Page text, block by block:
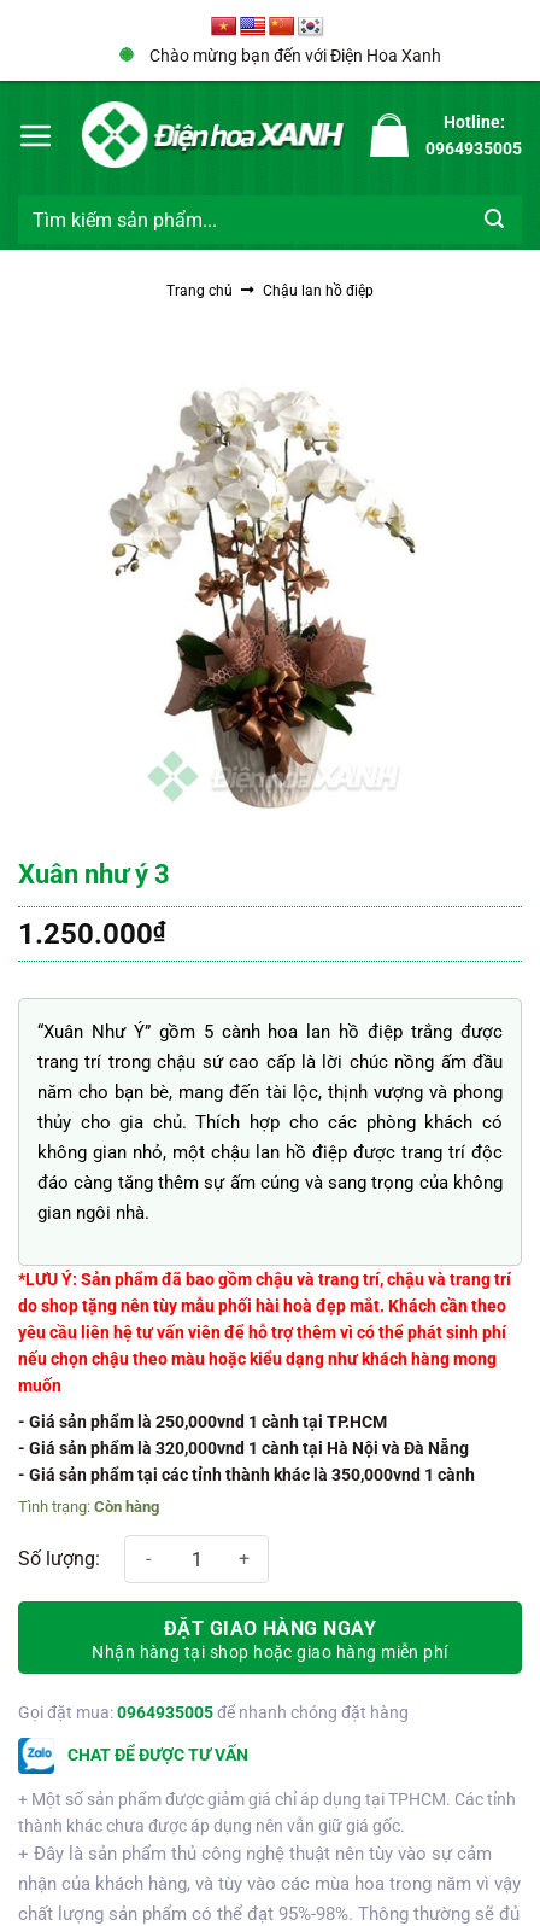
Chào mừng bạn đến với Điện Hoa Xanh
Hotline:
0964935005
Tìm
Trang chủ Chậu lan hồ điệp
Xuân như ý 3
1.250.000₫
“Xuân Như Ý” gồm 5 cành hoa lan hồ điệp trắng được
trang trí trong chậu sứ cao cấp là lời chúc nồng ấm đầu
năm cho bạn bè, mang đến tài lộc, thịnh vượng và phong
thủy cho gia chủ. Thích hợp cho các phòng khách có
không gian nhỏ, một chậu lan hồ điệp được trang trí độc
đáo càng tăng thêm sự ấm cúng và sang trọng của không
gian ngôi nhà.
*LƯU Ý: Sản phẩm đã bao gồm chậu và trang trí, chậu và trang trí
do shop tặng nên tùy mẫu phối hài hoà đẹp mắt. Khách cần theo
yêu cầu liên hệ tư vấn viên để hỗ trợ thêm vì có thể phát sinh phí
nếu chọn chậu theo màu hoặc kiểu dạng như khách hàng mong
muốn
- Giá sản phẩm là 250,000vnd 1 cành tại TP.HCM
- Giá sản phẩm là 320,000vnd 1 cành tại Hà Nội và Đà Nẵng
- Giá sản phẩm tại các tỉnh thành khác là 350,000vnd 1 cành
Còn hàng
Xuân như ý 3 số lượng
ĐẶT GIAO HÀNG NGAY
Nhận hàng tại shop hoặc giao hàng miễn phí
Gọi đặt mua:0964935005để nhanh chóng đặt hàng
CHAT ĐỂ ĐƯỢC TƯ VẤN
+ Một số sản phẩm được giảm giá chỉ áp dụng tại TPHCM. Các tỉnh
thành khác chưa được áp dụng nên vẫn giữ giá gốc.
+ Đây là sản phẩm thủ công nghệ thuật nên tùy vào sự cảm
nhận của khách hàng, và tùy vào các mùa hoa trong năm vì vậy
chất lượng sản phẩm có thể đạt 95%-98%. Thông thường sẽ đủ